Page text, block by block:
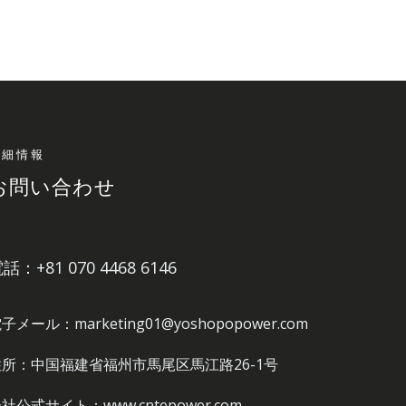
情報
問い合わせ
話：+81 070 4468 6146
メール：marketing01@yoshopopower.com
：中国福建省福州市馬尾区馬江路26-1号